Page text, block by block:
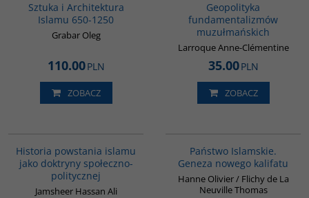
Sztuka i Architektura
Islamu 650-1250
Grabar Oleg
110.00PLN
ZOBACZ
Geopolityka
fundamentalizmów
muzułmańskich
Larroque Anne-Clémentine
35.00PLN
ZOBACZ
Historia powstania islamu
jako doktryny społeczno-
politycznej
Jamsheer Hassan Ali
Państwo Islamskie.
Geneza nowego kalifatu
Hanne Olivier / Flichy de La
Neuville Thomas